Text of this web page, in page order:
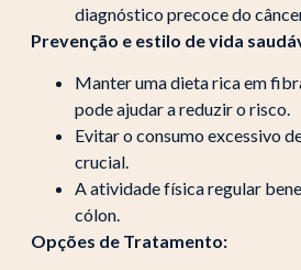
diagnóstico precoce do
Prevenção e estilo de vida
Manter uma dieta rica em
pode ajudar a reduzir o risco.
Evitar o consumo excessivo
crucial.
A atividade física regular
cólon.
Opções de Tratamento: